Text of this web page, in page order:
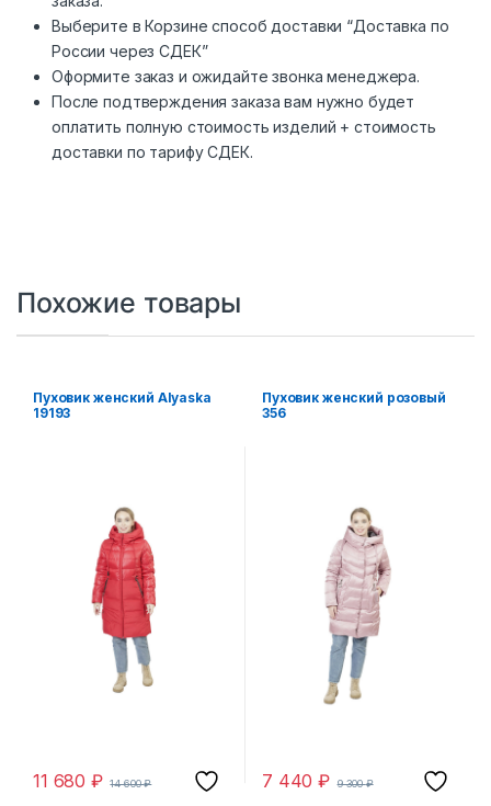
Выберите в Корзине способ доставки “Доставка по
России через СДЕК”
Оформите заказ и ожидайте звонка менеджера.
После подтверждения заказа вам нужно будет
оплатить полную стоимость изделий + стоимость
доставки по тарифу СДЕК.
Похожие товары
Пуховик женский Alyaska
19193
11 680₽ 14 600₽
Пуховик женский розовый
356
7 440₽ 9 300₽